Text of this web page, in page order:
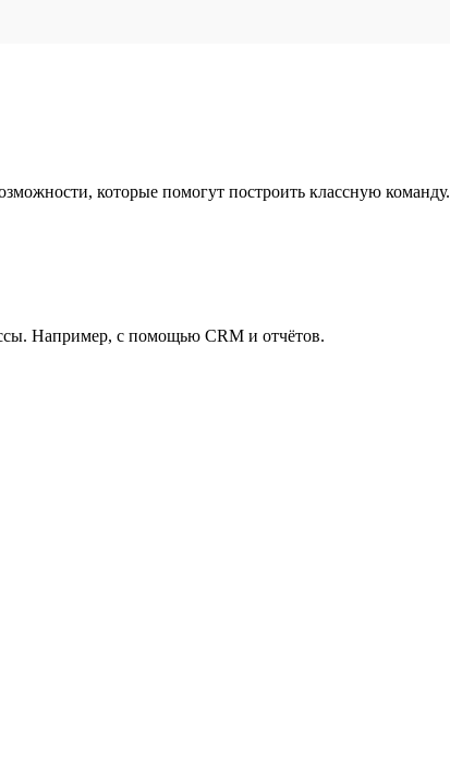
которые помогут построить классную команду.
Например, с помощью CRM и отчётов.